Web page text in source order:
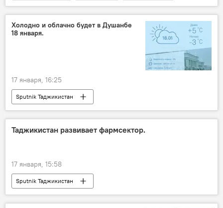
пожилые люди
страхование
Холодно и облачно будет в Душанбе
18 января.
17 января, 16:25
Sputnik Таджикистан
Таджикистан развивает фармсектор.
17 января, 15:58
Sputnik Таджикистан